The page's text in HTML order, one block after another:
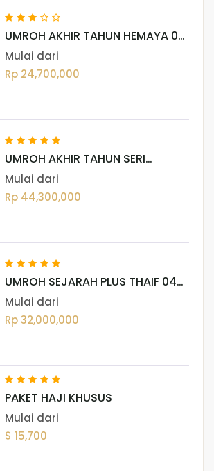
UMROH AKHIR TAHUN HEMAYA 06
- 03 DESEMBER 2025
Mulai dari
Rp 24,700,000
UMROH AKHIR TAHUN SERI
MUAMALAH 22 DESEMBER 2025
Mulai dari
Rp 44,300,000
UMROH SEJARAH PLUS THAIF 04
NOVEMBER 2025
Mulai dari
Rp 32,000,000
PAKET HAJI KHUSUS
Mulai dari
$ 15,700